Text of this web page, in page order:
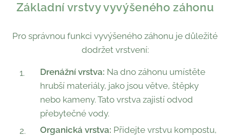
Základní vrstvy vyvýšeného záhonu
Pro správnou funkci vyvýšeného záhonu je důležité
dodržet vrstvení:
Drenážní vrstva: Na dno záhonu umístěte
hrubší materiály, jako jsou větve, štěpky
nebo kameny. Tato vrstva zajistí odvod
přebytečné vody.
Organická vrstva: Přidejte vrstvu kompostu,